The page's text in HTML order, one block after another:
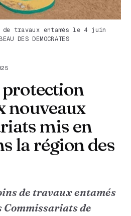
travaux entamés le 4 juin
DES DEMOCRATES
protection
nouveaux
mis en
la région des
de travaux entamés
de